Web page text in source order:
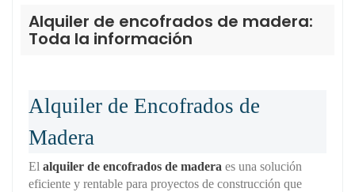
Alquiler de encofrados de madera:
Toda la información
Alquiler de Encofrados de
Madera
El alquiler de encofrados de madera es una solución
eficiente y rentable para proyectos de construcción que